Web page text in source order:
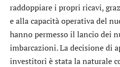
raddoppiare i propri ricavi,
e alla capacità operativa del
hanno permesso il lancio dei
imbarcazioni. La decisione di
investitori è stata la naturale